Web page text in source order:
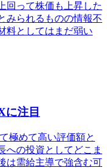
回って株価も上昇した
みられるものの情報不
料としてはまだ弱い
に注目
極めて高い評価額と
への投資としてどこま
は需給主導で強含む可